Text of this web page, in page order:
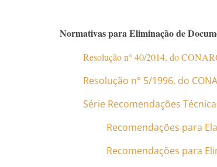
Normativas para Eliminação de
Resolução n° 40/2014, do
Resolução n° 5/1996, do
Série Recomendações
Recomendações para
Recomendações para